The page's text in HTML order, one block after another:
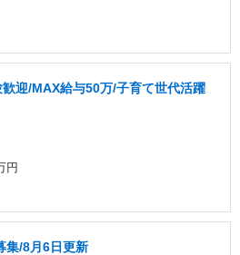
迎/MAX給与50万/子育て世代活躍
円
集/8月6日更新